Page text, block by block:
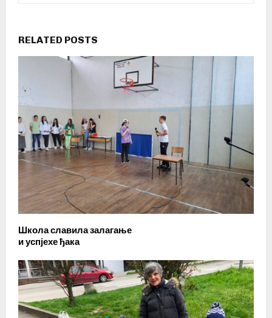
RELATED POSTS
Школа славила залагање
и успјехе ђака